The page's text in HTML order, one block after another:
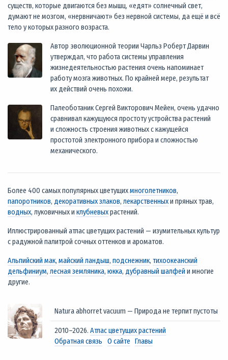
существ, которые двигаются без мышц, «едят» солнечный свет,
думают не мозгом, «нервничают» без нервной системы, да ещё и всё
тело у которых разного возраста.
Автор эволюционной теории Чарльз Роберт Дарвин
утверждал, что работа системы управления
жизнедеятельностью растения очень напоминает
работу мозга животных. По крайней мере, результат
их действий очень похожи.
Палеоботаник Сергей Викторович Мейен, очень удачно
сравнивал кажущуюся простоту устройства растений
и сложность строения животных с кажущейся
простотой электронного прибора и сложностью
механического.
Более 400 самых популярных цветущихмноголетников,
папоротников, декоративных злаков, лекарственныхи пряных трав,
водных, луковичных и клубневыхрастений.
Иллюстрированный атлас цветущих растений — изумительных культур
с радужной палитрой сочных оттенков и ароматов.
Альпийский мак, майский ландыш, подснежник, тихоокеанский
дельфиниум, лесная земляника, юкка, дубравный шалфей и многие
другие.
Natura abhorret vacuum — Природа не терпит пустоты
2010–2026. Атлас цветущих растений
Обратная связь
О сайте Главы